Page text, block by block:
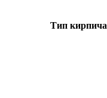
Тип кирпича